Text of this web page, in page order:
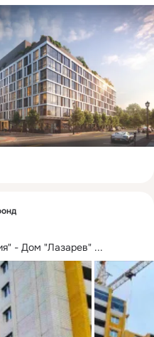
- Дом "Лазарев" ...